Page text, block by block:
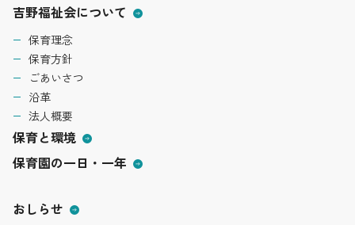
吉野福祉会について
保育理念
保育方針
ごあいさつ
沿革
法人概要
保育と環境
保育園の一日・一年
おしらせ